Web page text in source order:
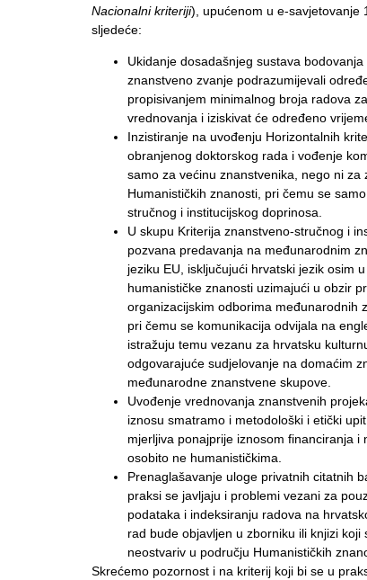
Nacionalni kriteriji), upućenom u e-savjetovanje
sljedeće:
Ukidanje dosadašnjeg sustava
znanstveno zvanje podrazumijevali
propisivanjem minimalnog broja radova
vrednovanja i iziskivat će određeno
Inzistiranje na uvođenju Horizontalnih
obranjenog doktorskog rada i vođenje
samo za većinu znanstvenika, nego ni
Humanističkih znanosti, pri čemu se
stručnog i institucijskog doprinosa.
U skupu Kriterija znanstveno-stručnog i
pozvana predavanja na međunarodnim
jeziku EU, isključujući hrvatski jezik osim
humanističke znanosti uzimajući u obzir
organizacijskim odborima međunarodnih
pri čemu se komunikacija odvijala na
istražuju temu vezanu za hrvatsku
odgovarajuće sudjelovanje na domaćim
međunarodne znanstvene skupove.
Uvođenje vrednovanja znanstvenih
iznosu smatramo i metodološki i etički
mjerljiva ponajprije iznosom financiranja
osobito ne humanističkima.
Prenaglašavanje uloge privatnih citatnih
praksi se javljaju i problemi vezani za
podataka i indeksiranju radova na
rad bude objavljen u zborniku ili knjizi
neostvariv u području Humanističkih
Skrećemo pozornost i na kriterij koji bi se u